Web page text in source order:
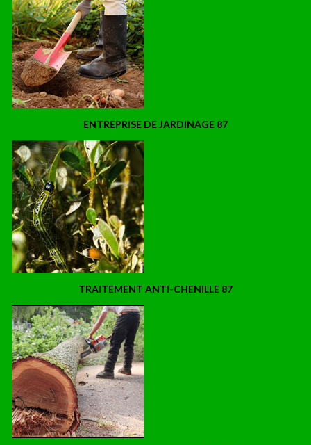
ENTREPRISE DE JARDINAGE 87
TRAITEMENT ANTI-CHENILLE 87